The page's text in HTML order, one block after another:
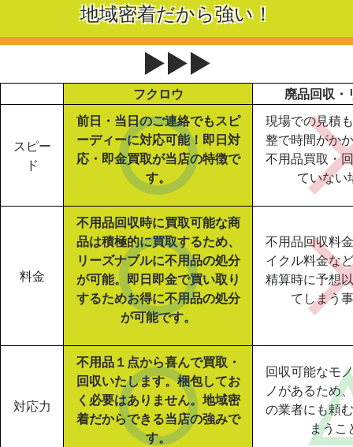
地域密着だから強い！
▶▶▶
フクロウ 廃品回収・
スピー
ド
前日・当日のご連絡でもスピ
ーディーに対応可能！即日対
応・即金買取が当店の特徴で
す。
現場での見積
整で時間がか
不用品買取・
ていない
料金
不用品回収時に買取可能な商
品は積極的に買取するため、
リーズナブルに不用品の処分
が可能。即日即金で買い取り
するためお得に不用品の処分
が可能です。
不用品回収料
イクル料金な
精算時に予想
てしまう
対応力
不用品１点から喜んで買取・
回収いたします。梱包してお
く必要はありません。地域密
着だからできる当店の強みで
す。
回収可能なモ
ノがあるため
の業者にも頼
まうこ